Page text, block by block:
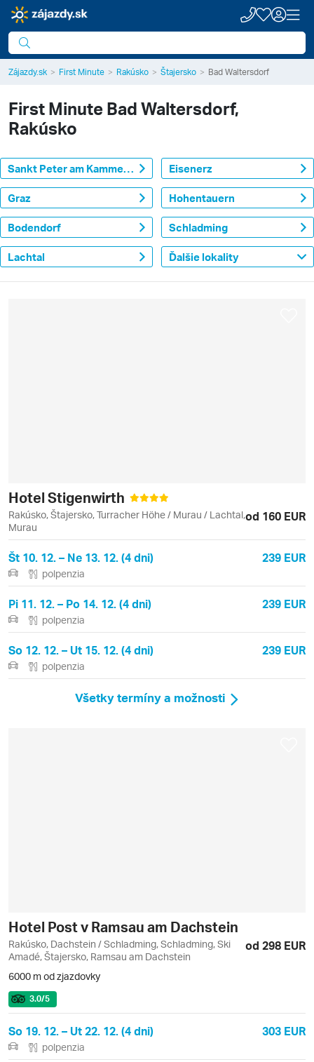
Zájazdy.sk First Minute Rakúsko Štajersko Bad Waltersdorf
First MinuteBad Waltersdorf,
Rakúsko
Sankt Peter am Kammersberg Eisenerz
Graz Hohentauern
Bodendorf Schladming
Lachtal Ďalšie lokality
Hotel Stigenwirth
Rakúsko, Štajersko, Turracher Höhe / Murau / Lachtal,
Murau
od 160 EUR
Št 10. 12. – Ne 13. 12. (4 dni) 239 EUR
polpenzia
Pi 11. 12. – Po 14. 12. (4 dni) 239 EUR
polpenzia
So 12. 12. – Ut 15. 12. (4 dni) 239 EUR
polpenzia
Všetky termíny a možnosti
Hotel Post v Ramsau am Dachstein
Rakúsko, Dachstein / Schladming, Schladming, Ski
Amadé, Štajersko, Ramsau am Dachstein
od 298 EUR
6000 m od zjazdovky
3.0/5
So 19. 12. – Ut 22. 12. (4 dni) 303 EUR
polpenzia